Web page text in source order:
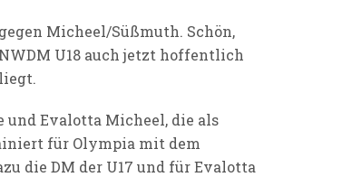
Micheel/Süßmuth. Schön,
U18 auch jetzt hoffentlich
und Evalotta Micheel, die als
für Olympia mit dem
die DM der U17 und für Evalotta